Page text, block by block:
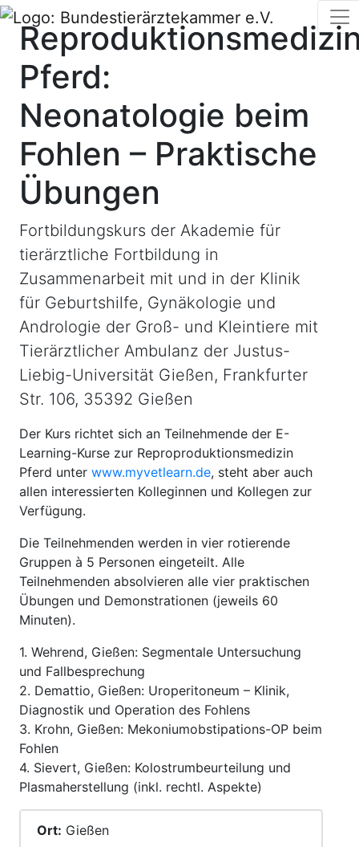
Pferd:
Neonatologie beim
Fohlen – Praktische
Übungen
Fortbildungskurs der Akademie für
tierärztliche Fortbildung in
Zusammenarbeit mit und in der Klinik
für Geburtshilfe, Gynäkologie und
Andrologie der Groß- und Kleintiere mit
Tierärztlicher Ambulanz der Justus-
Liebig-Universität Gießen, Frankfurter
Str. 106, 35392 Gießen
Der Kurs richtet sich an Teilnehmende der E-
Learning-Kurse zur Reproproduktionsmedizin
Pferd unter www.myvetlearn.de, steht aber auch
allen interessierten Kolleginnen und Kollegen zur
Verfügung.
Die Teilnehmenden werden in vier rotierende
Gruppen à 5 Personen eingeteilt. Alle
Teilnehmenden absolvieren alle vier praktischen
Übungen und Demonstrationen (jeweils 60
Minuten).
1. Wehrend, Gießen: Segmentale Untersuchung
und Fallbesprechung
2. Demattio, Gießen: Uroperitoneum – Klinik,
Diagnostik und Operation des Fohlens
3. Krohn, Gießen: Mekoniumobstipations-OP beim
Fohlen
4. Sievert, Gießen: Kolostrumbeurteilung und
Plasmaherstellung (inkl. rechtl. Aspekte)
Ort: Gießen